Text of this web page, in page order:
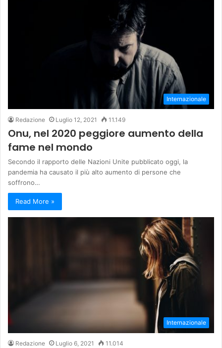
Internazionale
Redazione Luglio 12, 2021 11.149
Onu, nel 2020 peggiore aumento della
fame nel mondo
Secondo il rapporto delle Nazioni Unite pubblicato oggi, la
pandemia ha causato il più alto aumento di persone che
soffrono…
Read More »
Internazionale
Redazione Luglio 6, 2021 11.014